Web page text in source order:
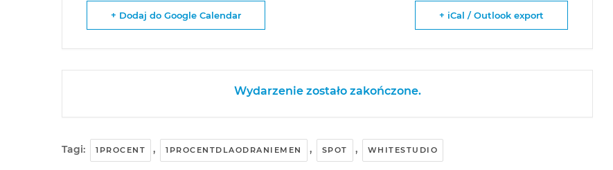
+ Dodaj do Google Calendar + iCal / Outlook export
Wydarzenie zostało zakończone.
Tagi: 1PROCENT , 1PROCENTDLAODRANIEMEN , SPOT , WHITESTUDIO